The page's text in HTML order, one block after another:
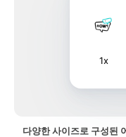
1x
다양한 사이즈로 구성된